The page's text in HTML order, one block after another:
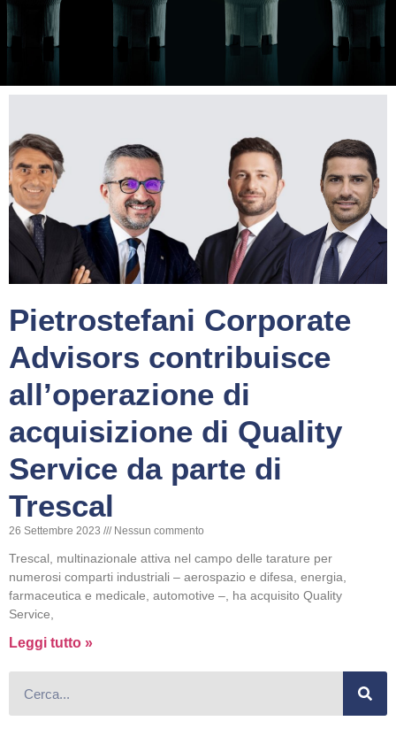
Pietrostefani Corporate
Advisors contribuisce
all’operazione di
acquisizione di Quality
Service da parte di
Trescal
26 Settembre 2023 Nessun commento
Trescal, multinazionale attiva nel campo delle tarature per
numerosi comparti industriali – aerospazio e difesa, energia,
farmaceutica e medicale, automotive –, ha acquisito Quality
Service,
Leggi tutto »